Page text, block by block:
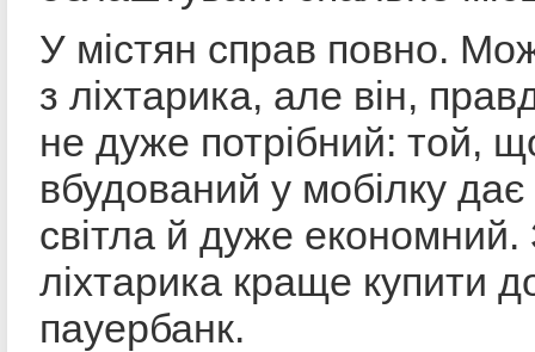
У містян справ повно.
з ліхтарика, але він,
не дуже потрібний: той,
вбудований у мобілку
світла й дуже економний.
ліхтарика краще купити
пауербанк.